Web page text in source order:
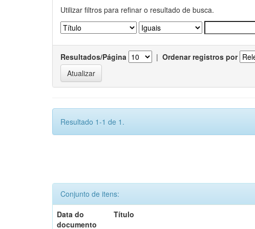
Utilizar filtros para refinar o resultado de busca.
Resultados/Página | Ordenar registros por
Resultado 1-1 de 1.
Conjunto de itens:
Data do
documento
Título